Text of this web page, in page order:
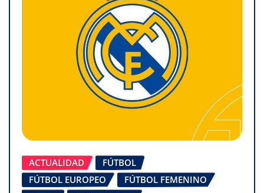
ACTUALIDAD
FÚTBOL
FÚTBOL EUROPEO
FÚTBOL FEMENINO